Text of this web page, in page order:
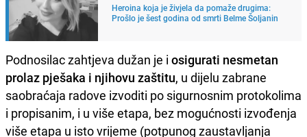
Heroina koja je živjela da pomaže drugima:
Prošlo je šest godina od smrti Belme Šoljanin
Podnosilac zahtjeva dužan je i osigurati nesmetan
prolaz pješaka i njihovu zaštitu, u dijelu zabrane
saobraćaja radove izvoditi po sigurnosnim protokolima
i propisanim, i u više etapa, bez mogućnosti izvođenja
više etapa u isto vrijeme (potpunog zaustavljanja